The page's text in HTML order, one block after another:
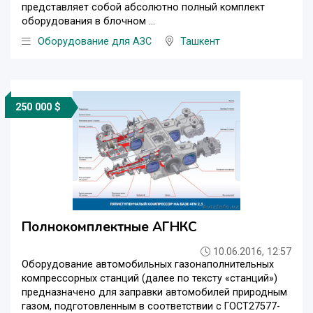
представляет собой абсолютно полный комплект
оборудования в блочном ...
Оборудование для АЗС
Ташкент
250 000 $
Полнокомплектные АГНКС
10.06.2016, 12:57
Оборудование автомобильных газонаполнительных
компрессорных станций (далее по тексту «станций»)
предназначено для заправки автомобилей природным
газом, подготовленным в соответствии с ГОСТ27577-